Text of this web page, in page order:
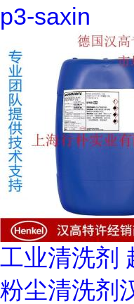
p3-saxin
工业清洗剂
粉尘清洗剂